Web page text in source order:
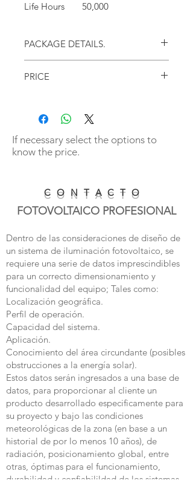
Life Hours
50,000
PACKAGE DETAILS.
1PCS/CTN
PRICE
277VAC Driver, 5000K LED White Crisp Light,
FREE SHIPPING PURCHASING CLOSED
BOX WITH 10 PIECES (Continental USA)
If necessary select the options to
know the price.
C O N T A C T O
FOTOVOLTAICO PROFESIONAL
Dentro de las consideraciones de diseño de
un sistema de iluminación fotovoltaico, se
requiere una serie de datos imprescindibles
para un correcto dimensionamiento y
funcionalidad del equipo; Tales como:
Localización geográfica.
Perfil de operación.
Capacidad del sistema.
Aplicación.
Conocimiento del área circundante (posibles
obstrucciones a la energía solar).
Estos datos serán ingresados a una base de
datos, para proporcionar al cliente un
producto desarrollado especificamente para
su proyecto y bajo las condiciones
meteorológicas de la zona (en base a un
historial de por lo menos 10 años), de
radiación, posicionamiento global, entre
otras, óptimas para el funcionamiento,
durabilidad y confiabilildad de los sistemas.